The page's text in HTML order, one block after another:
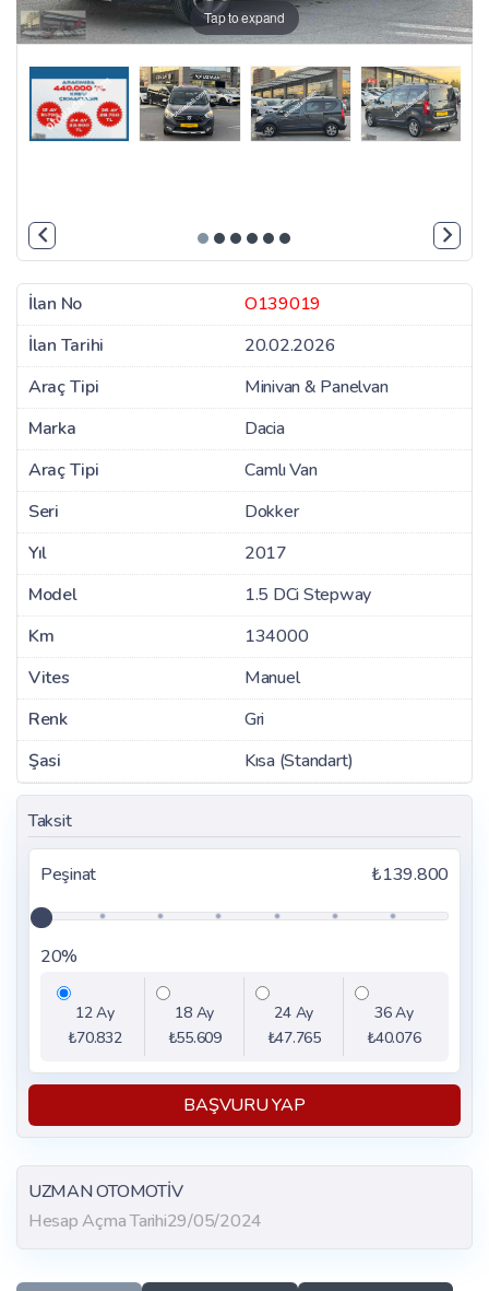
Tap to expand
İlan No
O139019
İlan Tarihi
20.02.2026
Araç Tipi
Minivan & Panelvan
Marka
Dacia
Araç Tipi
Camlı Van
Seri
Dokker
Yıl
2017
Model
1.5 DCi Stepway
Km
134000
Vites
Manuel
Renk
Gri
Şasi
Kısa (Standart)
Taksit
Peşinat ₺139.800
20%
12 Ay
₺70.832
18 Ay
₺55.609
24 Ay
₺47.765
36 Ay
₺40.076
BAŞVURU YAP
UZMAN OTOMOTİV
Hesap Açma Tarihi29/05/2024